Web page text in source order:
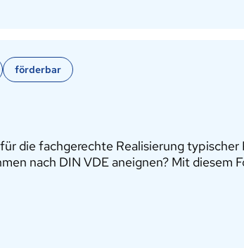
förderbar
die fachgerechte Realisierung typischer
nach DIN VDE aneignen? Mit diesem